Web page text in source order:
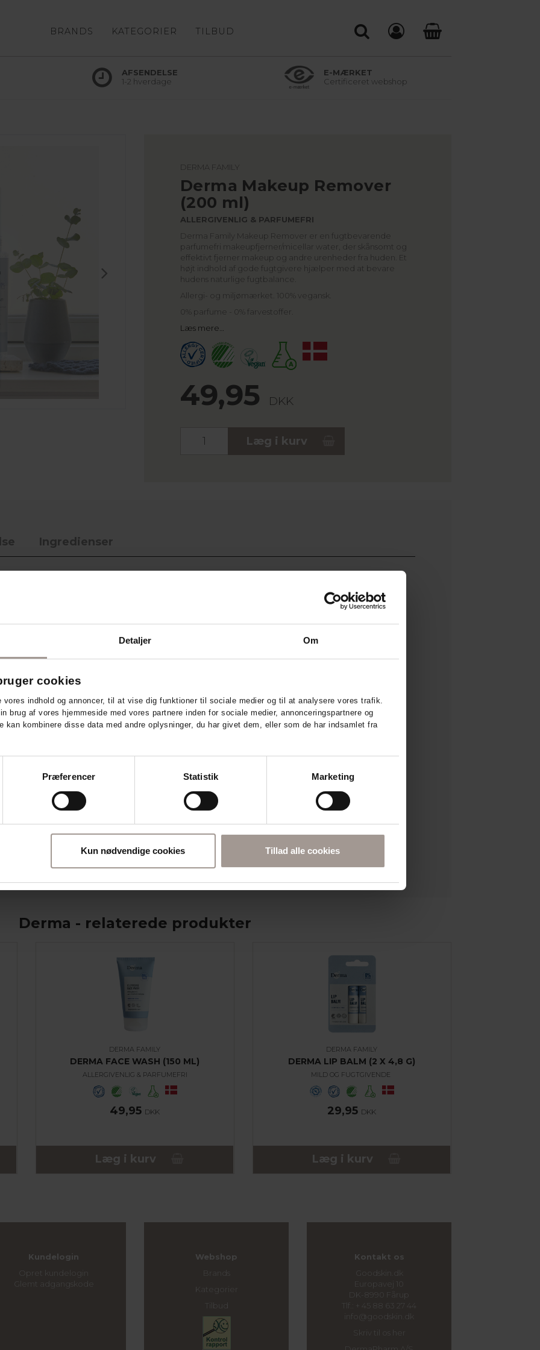
Detaljer Om
cookies
indhold og annoncer, til at vise dig funktioner til sociale medier og til at analysere vores trafik.
brug af vores hjemmeside med vores partnere inden for sociale medier, annonceringspartnere og
kan kombinere disse data med andre oplysninger, du har givet dem, eller som de har indsamlet fra
Præferencer Statistik Marketing
Kun nødvendige cookies Tillad alle cookies
BRANDS KATEGORIER TILBUD
AFSENDELSE
1-2 hverdage
E-MÆRKET
Certificeret webshop
DERMA FAMILY
Derma Makeup Remover
(200 ml)
ALLERGIVENLIG & PARFUMEFRI
Derma Family Makeup Remover er en fugtbevarende
parfumefri makeupfjerner/micellar water, der skånsomt og
effektivt fjerner makeup og andre urenheder fra huden. Et
højt indhold af gode fugtgivere hjælper med at bevare
hudens naturlige fugtbalance.
Allergi- og miljømærket. 100% vegansk.
0% parfume - 0% farvestoffer.
Læs mere…
49,95 DKK
Læg i kurv
Ingredienser
uden olie
fugtgivende
og effektivt fjerner
uden at irritere eller udtørre.
fugtgivere som glycerin og
smidig og velplejet.
Remover
AllergyCertified
Den er fri for parfume
for allergiske reaktioner.
i Kemiluppen fra
Derma Family Face Care-
Derma - relaterede produkter
DERMA FAMILY
DERMA FACE WASH (150 ML)
ALLERGIVENLIG & PARFUMEFRI
49,95 DKK
Læg i kurv
DERMA FAMILY
DERMA LIP BALM (2 X 4,8 G)
MILD OG FUGTGIVENDE
29,95 DKK
Læg i kurv
Kundelogin
Opret kundelogin
Glemt adgangskode
Webshop
Brands
Kategorier
Tilbud
Kontakt os
Goodskin.dk
Europavej 10
DK-8990 Fårup
Tlf.: + 45 88 63 27 44
info@goodskin.dk
Skriv til os her